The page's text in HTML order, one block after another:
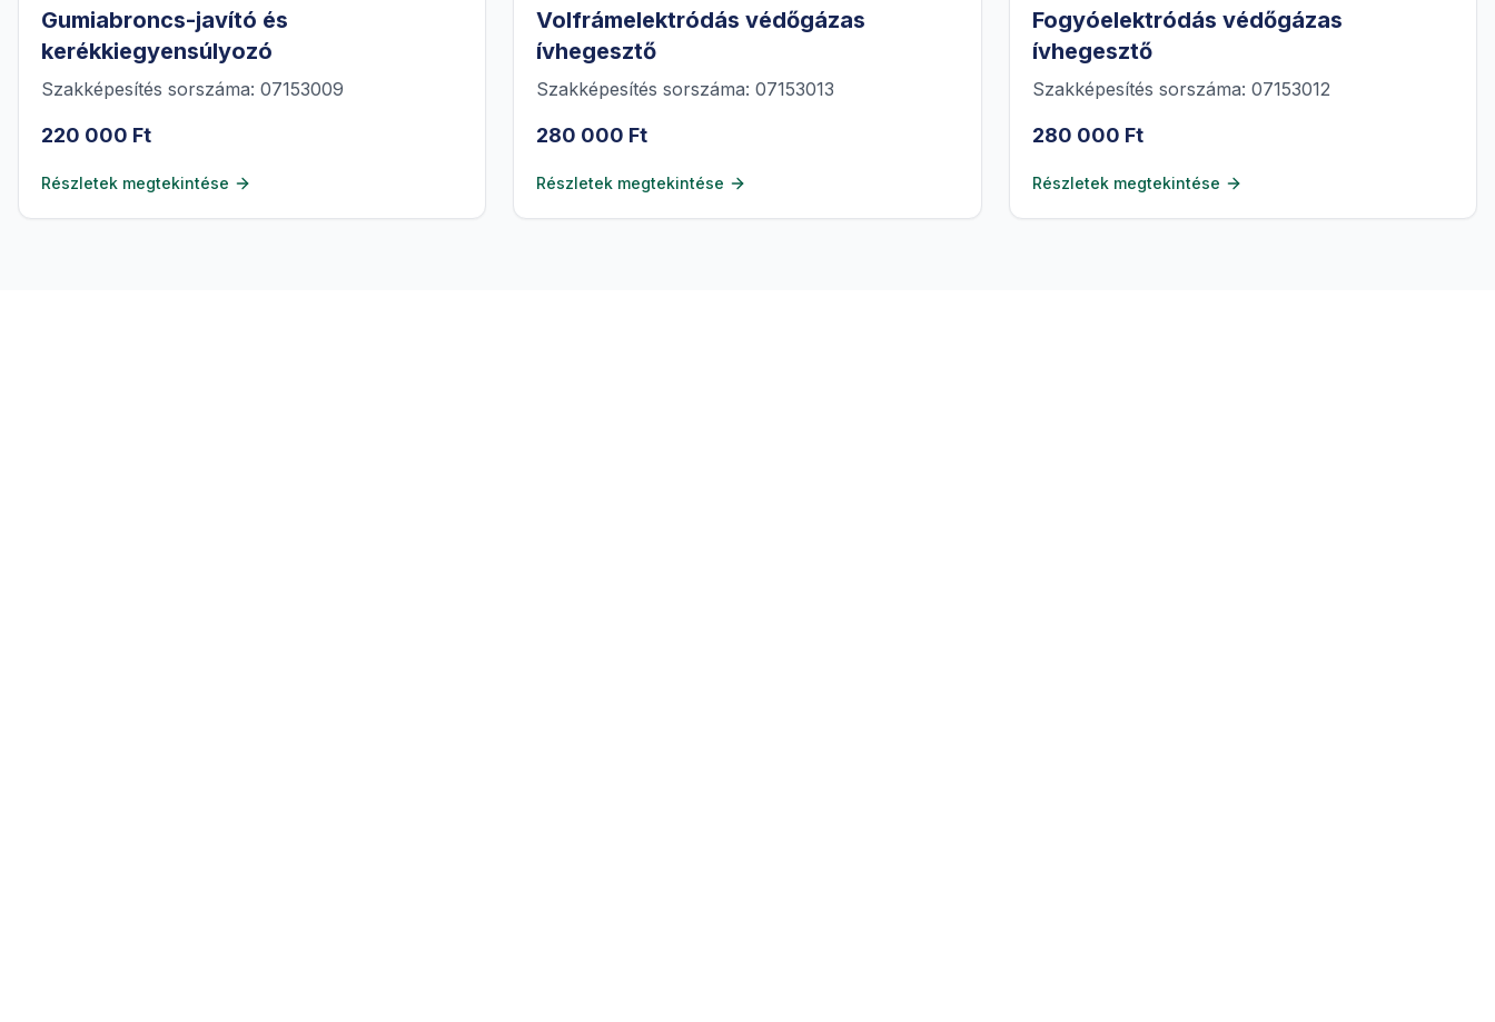
Gumiabroncs-javító és
kerékkiegyensúlyozó
Szakképesítés sorszáma: 07153009
220 000 Ft
Részletek megtekintése
Volfrámelektródás védőgázas
ívhegesztő
Szakképesítés sorszáma: 07153013
280 000 Ft
Részletek megtekintése
Fogyóelektródás védőgázas
ívhegesztő
Szakképesítés sorszáma: 07153012
280 000 Ft
Részletek megtekintése